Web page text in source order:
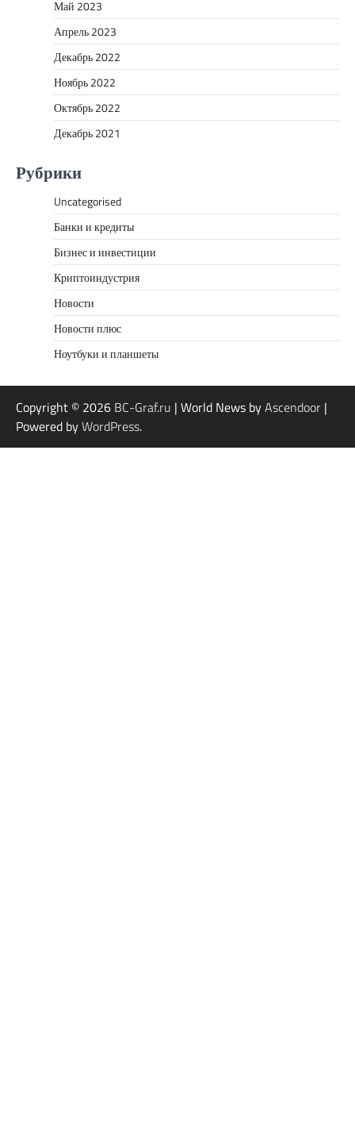
Май 2023
Апрель 2023
Декабрь 2022
Ноябрь 2022
Октябрь 2022
Декабрь 2021
Рубрики
Uncategorised
Банки и кредиты
Бизнес и инвестиции
Криптоиндустрия
Новости
Новости плюс
Ноутбуки и планшеты
Copyright © 2026 BC-Graf.ru | World News byAscendoor |
Powered byWordPress.